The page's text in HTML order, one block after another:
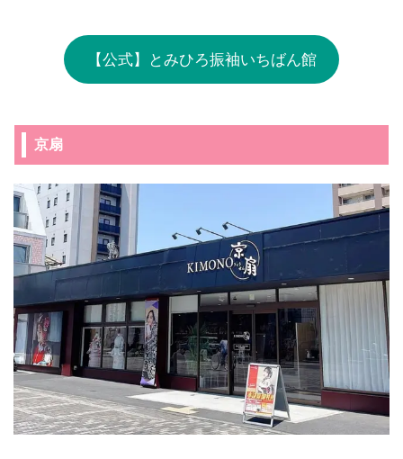
【公式】とみひろ振袖いちばん館
京扇